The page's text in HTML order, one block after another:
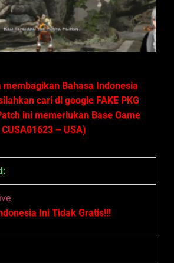
membagikan Bahasa Indonesia
cari di google FAKE PKG
ini memerlukan Base Game
– USA)
Ini Tidak Gratis!!!